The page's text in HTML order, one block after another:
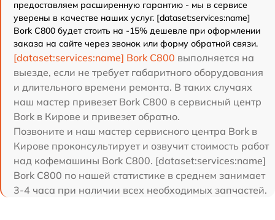
предоставляем расширенную гарантию - мы в сервисе
уверены в качестве наших услуг. [dataset:services:name]
Bork C800 будет стоить на -15% дешевле при оформлении
заказа на сайте через звонок или форму обратной связи.
[dataset:services:name] Bork C800 выполняется на
выезде, если не требует габаритного оборудования
и длительного времени ремонта. В таких случаях
наш мастер привезет Bork C800 в сервисный центр
Bork в Кирове и привезет обратно.
Позвоните и наш мастер сервисного центра Bork в
Кирове проконсультирует и озвучит стоимость работ
над кофемашины Bork C800. [dataset:services:name]
Bork C800 по нашей статистике в среднем занимает
3-4 часа при наличии всех необходимых запчастей.